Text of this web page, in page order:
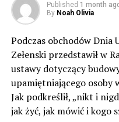
Published 1 month
By Noah Olivia
Podczas obchodów Dnia
Zełenski przedstawił w
ustawy dotyczący
upamiętniającego osoby
Jak podkreślił, „nikt i
jak żyć, jak mówić i kogo